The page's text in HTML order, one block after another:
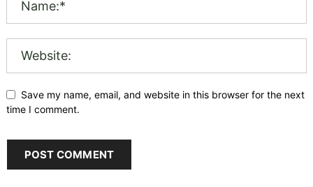
Save my name, email, and website in this browser for the next
time I comment.